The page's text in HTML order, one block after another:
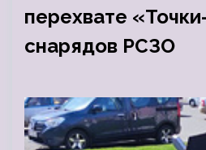
перехвате
снарядов РСЗО